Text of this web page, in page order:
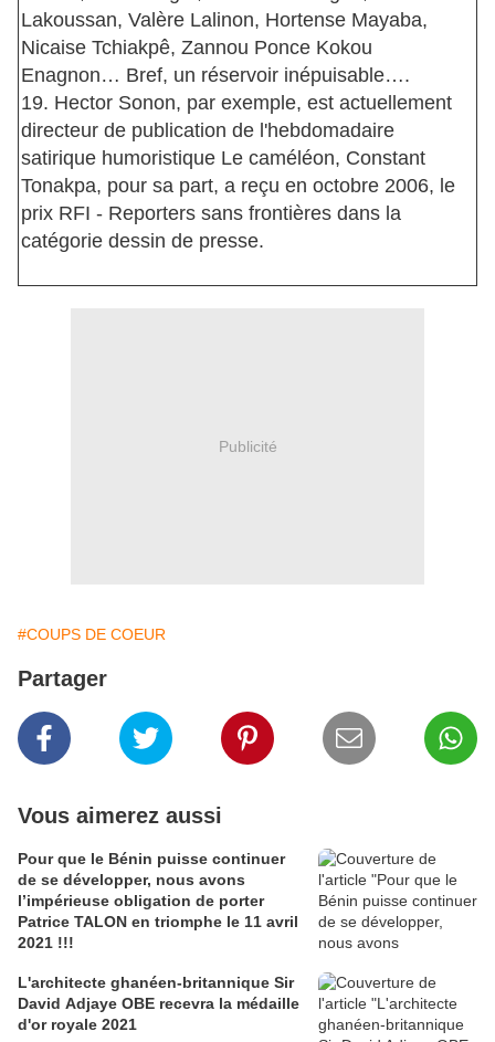
Lakoussan, Valère Lalinon, Hortense Mayaba,
Nicaise Tchiakpê, Zannou Ponce Kokou
Enagnon… Bref, un réservoir inépuisable….
19. Hector Sonon, par exemple, est actuellement
directeur de publication de l'hebdomadaire
satirique humoristique Le caméléon, Constant
Tonakpa, pour sa part, a reçu en octobre 2006, le
prix RFI - Reporters sans frontières dans la
catégorie dessin de presse.
Publicité
#COUPS DE COEUR
Partager
Vous aimerez aussi
Pour que le Bénin puisse continuer
de se développer, nous avons
l’impérieuse obligation de porter
Patrice TALON en triomphe le 11 avril
2021 !!!
L'architecte ghanéen-britannique Sir
David Adjaye OBE recevra la médaille
d'or royale 2021